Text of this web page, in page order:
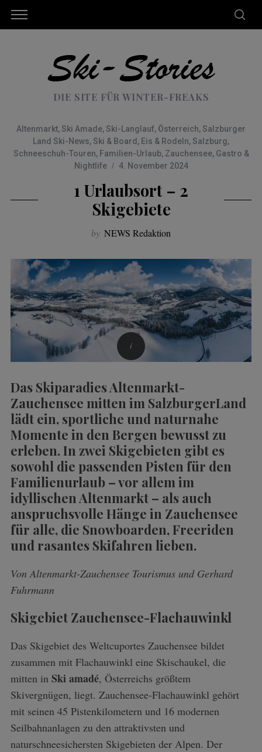
DIE SITE FÜR WINTER-FREAKS
Altenmarkt, Ski Amade, Ski-Langlauf, Österreich, Salzburger
Land Ski-News, Ski & Board , Eis & Rodeln, Salzburg,
Schneeschuh-Touren, Familien-Urlaub, Zauchensee, Gastro &
Nightlife
4. November 2024
1 Urlaubsort – 2
Skigebiete
by NEWS Redaktion
DasSkiparadies Altenmarkt-
Zauchensee mitten im SalzburgerLand
lädt ein, sportliche und naturnahe
Momente in den Bergen bewusst zu
erleben. In zwei Skigebieten gibt es
sowohl die passenden Pisten für den
Familienurlaub – vor allem im
idyllischen Altenmarkt – als auch
anspruchsvolle Hänge in Zauchensee
für alle, die Snowboarden, Freeriden
und rasantes Skifahren lieben.
Von Altenmarkt-Zauchensee Tourismus und Gerhard
Fuhrmann
Skigebiet Zauchensee-Flachauwinkl
Das Skigebiet des Weltcuportes Zauchensee bildet
zusammen mit Flachauwinkl eine Skischaukel, die
mitten inSki amadé, Österreichs größtem
Skivergnügen, liegt. Zauchensee-Flachauwinkl gehört
mit seinen 45 Pistenkilometern und 16 modernen
Seilbahnanlagen zu den attraktivsten und
naturschneesichersten Skigebieten der Alpen. Der